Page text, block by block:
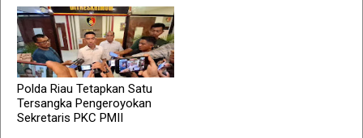
Polda Riau Tetapkan Satu
Tersangka Pengeroyokan
Sekretaris PKC PMII